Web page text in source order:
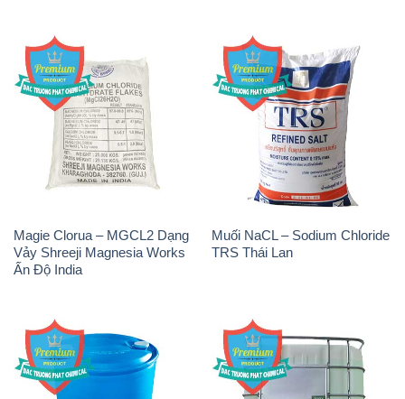
Magie Clorua – MGCL2 Dạng
Vảy Shreeji Magnesia Works
Ấn Độ India
Muối NaCL – Sodium Chloride
TRS Thái Lan